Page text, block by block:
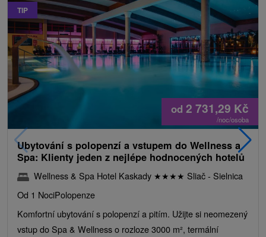
TIP
od 2 731,29 Kč
/noc/osoba
Ubytování s polopenzí a vstupem do Wellness a
Spa: Klienty jeden z nejlépe hodnocených hotelů
Wellness & Spa Hotel Kaskady ★★★★ Sliač - Sielnica
Od 1 NociPolopenze
Komfortní ubytování s polopenzí a pitím. Užijte si neomezený
vstup do Spa & Wellness o rozloze 3000 m², termální